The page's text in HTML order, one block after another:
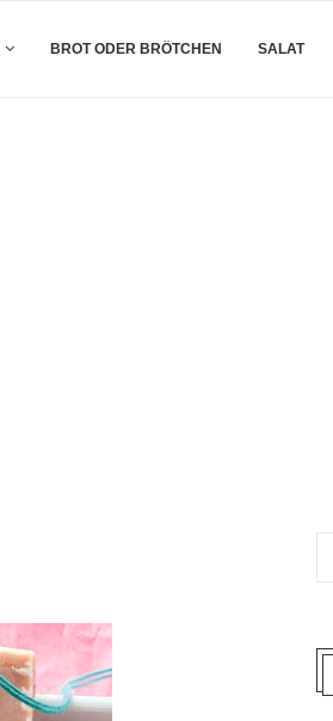
BROT ODER BRÖTCHEN SALAT